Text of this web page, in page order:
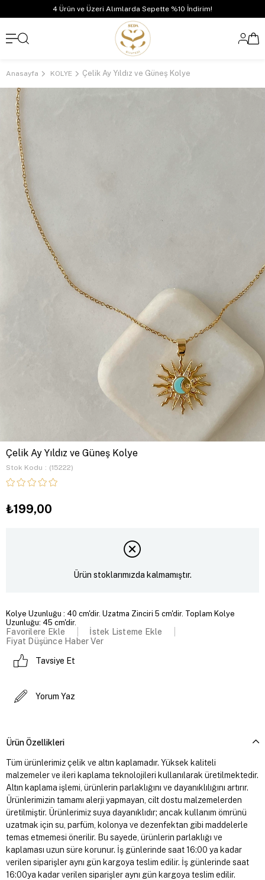
4 Ürün ve Üzeri Alımlarda Sepette %10 İndirim!
Anasayfa KOLYE Çelik Ay Yıldız ve Güneş Kolye
Çelik Ay Yıldız ve Güneş Kolye
Stok Kodu (15222)
₺199,00
Ürün stoklarımızda kalmamıştır.
Kolye Uzunluğu : 40 cm'dir. Uzatma Zinciri 5 cm'dir. Toplam Kolye
Uzunluğu: 45 cm'dir.
Favorilere Ekle
İstek Listeme Ekle
Fiyat Düşünce Haber Ver
Tavsiye Et
Yorum Yaz
Ürün Özellikleri
Tüm ürünlerimiz çelik ve altın kaplamadır. Yüksek kaliteli
malzemeler ve ileri kaplama teknolojileri kullanılarak üretilmektedir.
Altın kaplama işlemi, ürünlerin parlaklığını ve dayanıklılığını artırır.
Ürünlerimizin tamamı alerji yapmayan, cilt dostu malzemelerden
üretilmiştir. Ürünlerimiz suya dayanıklıdır; ancak kullanım ömrünü
uzatmak için su, parfüm, kolonya ve dezenfektan gibi maddelerle
temas etmemesi önerilir. Bu sayede, ürünlerin parlaklığı ve
kaplaması uzun süre korunur. İş günlerinde saat 16:00 ya kadar
verilen siparişler aynı gün kargoya teslim edilir. İş günlerinde saat
16:00ya kadar verilen siparişler aynı gün kargoya teslim edilir.